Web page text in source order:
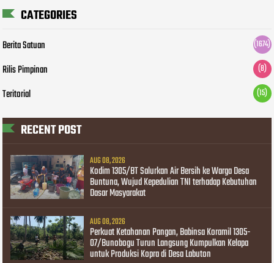
CATEGORIES
Berita Satuan (1674)
Rilis Pimpinan (8)
Teritorial (15)
RECENT POST
AUG 08, 2026
Kodim 1305/BT Salurkan Air Bersih ke Warga Desa
Buntuna, Wujud Kepedulian TNI terhadap Kebutuhan
Dasar Masyarakat
AUG 08, 2026
Perkuat Ketahanan Pangan, Babinsa Koramil 1305-
07/Bunobogu Turun Langsung Kumpulkan Kelapa
untuk Produksi Kopra di Desa Labuton